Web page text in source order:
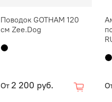
Поводок GOTHAM 120
см Zee.Dog
От 2 200 руб.